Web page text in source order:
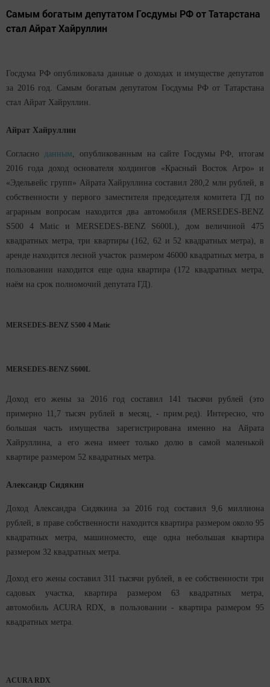
Самым богатым депутатом Госдумы РФ от Татарстана
стал Айрат Хайруллин
Госдума РФ опубликовала данные о доходах и имуществе депутатов
за 2016 год. Самым богатым депутатом Госдумы РФ от Татарстана
стал Айрат Хайруллин.
Айрат Хайруллин
Согласно данным, опубликованным на сайте Госдумы РФ, итогам
2016 года доход основателя холдингов «Красный Восток Агро» и
«Эдельвейс групп» Айрата Хайруллина составил 280,2 млн рублей, в
собственности у первого заместителя председателя комитета ГД по
аграрным вопросам находится два автомобиля (MERSEDES-BENZ
S500 4 Matic и MERSEDES-BENZ S600L), дом величиной 475
квадратных метра, три квартиры (162, 62 и 52 квадратных метра), в
аренде находится лесной участок размером 46000 квадратных метра, в
пользовании находится еще одна квартира (172 квадратных метра,
наём на срок полномочий депутата ГД).
MERSEDES-BENZ S500 4 Matic
MERSEDES-BENZ S600L
Доход его жены за 2016 год составил 141 тысячи рублей (это
примерно 11,7 тысяч рублей в месяц, - прим.ред). Интересно, что
большая часть имущества зарегистрирована именно на Айрата
Хайруллина, а его жена имеет только долю в самой маленькой
квартире размером 52 квадратных метра.
Александр Сидякин
Доход Александра Сидякина за 2016 год составил 9,6 миллиона
рублей, в праве собственности находится квартира размером около 95
квадратных метра, машиноместо, еще одна небольшая квартира
размером 32 квадратных метра.
Доход его жены составил 311 тысячи рублей, в ее собственности три
садовых участка, квартира размером 63 квадратных метра,
автомобиль ACURA RDX, в пользовании - квартира размером 95
квадратных метра.
ACURA RDX